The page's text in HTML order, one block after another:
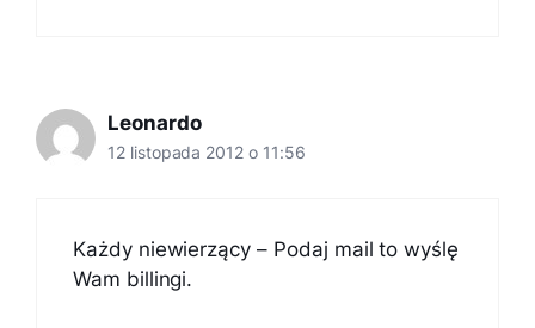
Leonardo
12 listopada 2012 o 11:56
Każdy niewierzący – Podaj mail to wyślę
Wam billingi.